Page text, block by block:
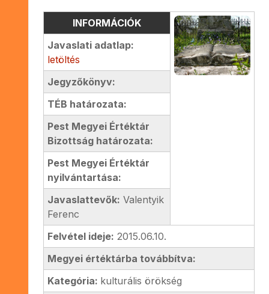
INFORMÁCIÓK
Javaslati adatlap:
letöltés
Jegyzőkönyv:
TÉB határozata:
Pest Megyei Értéktár
Bizottság határozata:
Pest Megyei Értéktár
nyilvántartása:
Javaslattevők: Valentyik
Ferenc
Felvétel ideje: 2015.06.10.
Megyei értéktárba továbbítva:
Kategória: kulturális örökség